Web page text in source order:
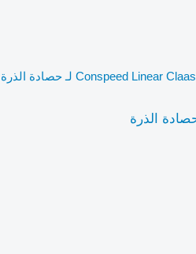
Conspeed Linear Claas لـ حصادة الذرة